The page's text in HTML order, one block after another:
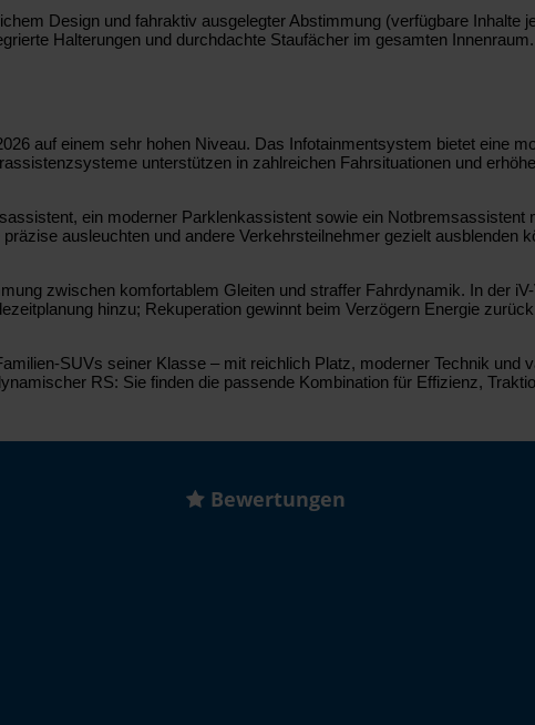
Design und fahraktiv ausgelegter Abstimmung (verfügbare Inhalte
Halterungen und durchdachte Staufächer im gesamten
auf einem sehr hohen Niveau. Das Infotainmentsystem bietet eine
unterstützen in zahlreichen Fahrsituationen und
ein moderner Parklenkassistent sowie ein
ausleuchten und andere Verkehrsteilnehmer gezielt ausblenden
zwischen komfortablem Gleiten und straffer Fahrdynamik. In der
hinzu; Rekuperation gewinnt beim Verzögern Energie
SUVs seiner Klasse – mit reichlich Platz, moderner Technik und
RS: Sie finden die passende Kombination für Effizienz,
Bewertungen